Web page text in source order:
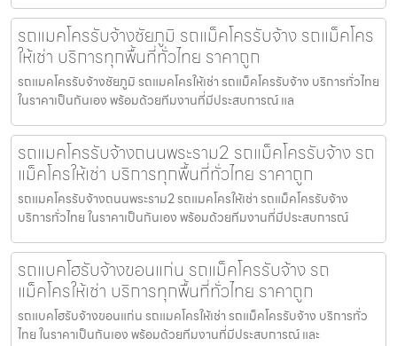
รถแมคโครรับจ้างชัยภูมิ รถแม็คโครรับจ้าง รถแม็คโคร
ให้เช่า บริการทุกพื้นที่ทั่วไทย ราคาถูก
รถแมคโครรับจ้างชัยภูมิ รถแมคโครให้เช่า รถแม็คโครรับจ้าง บริการทั่วไทย
ในราคาเป็นกันเอง พร้อมด้วยทีมงานที่มีประสบการณ์ แล
รถแมคโครรับจ้างถนนพระราม2 รถแม็คโครรับจ้าง รถ
แม็คโครให้เช่า บริการทุกพื้นที่ทั่วไทย ราคาถูก
รถแมคโครรับจ้างถนนพระราม2 รถแมคโครให้เช่า รถแม็คโครรับจ้าง
บริการทั่วไทย ในราคาเป็นกันเอง พร้อมด้วยทีมงานที่มีประสบการณ์
รถแบคโฮรับจ้างขอนแก่น รถแม็คโครรับจ้าง รถ
แม็คโครให้เช่า บริการทุกพื้นที่ทั่วไทย ราคาถูก
รถแบคโฮรับจ้างขอนแก่น รถแมคโครให้เช่า รถแม็คโครรับจ้าง บริการทั่ว
ไทย ในราคาเป็นกันเอง พร้อมด้วยทีมงานที่มีประสบการณ์ และ